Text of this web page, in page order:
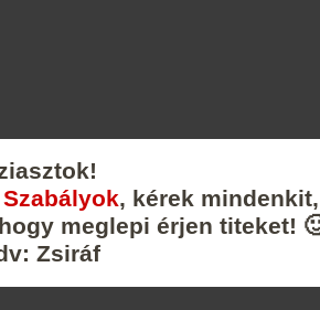
, kérek
meglepi érjen titeket!
Zsiráf